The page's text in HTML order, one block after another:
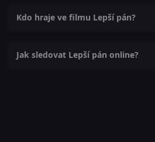
Kdo hraje ve filmu Lepší pán?
Jak sledovat Lepší pán online?